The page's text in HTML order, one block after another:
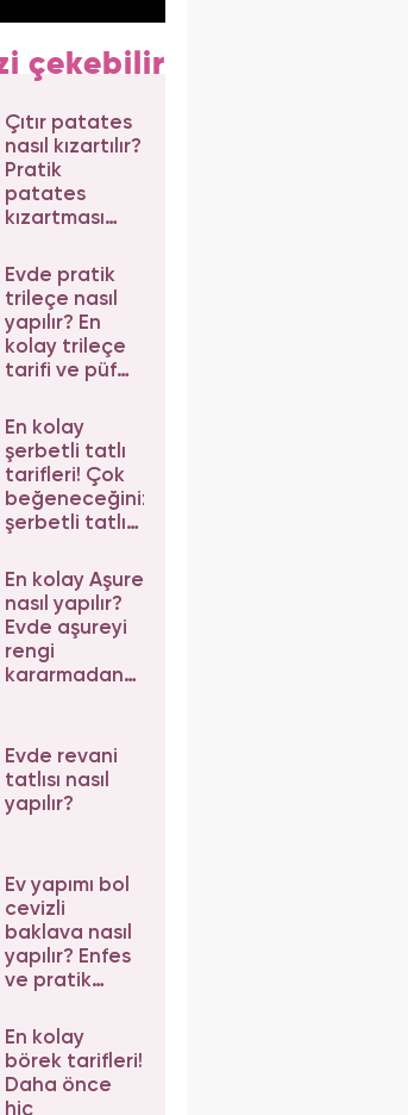
çekebilir
Çıtır patates
nasıl kızartılır?
Pratik
patates
kızartması
Evde pratik
trileçe nasıl
yapılır? En
kolay trileçe
tarifi ve püf
En kolay
şerbetli tatlı
tarifleri! Çok
beğeneceğiniz
şerbetli tatlı
En kolay Aşure
nasıl yapılır?
Evde aşureyi
rengi
kararmadan
Evde revani
tatlısı nasıl
yapılır?
Ev yapımı bol
cevizli
baklava nasıl
yapılır? Enfes
ve pratik
baklava tarifi
En kolay
börek tarifleri!
Daha önce
hiç